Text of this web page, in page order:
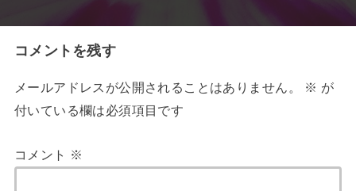
コメントを残す
メールアドレスが公開されることはありません。 ※ が
付いている欄は必須項目です
コメント ※